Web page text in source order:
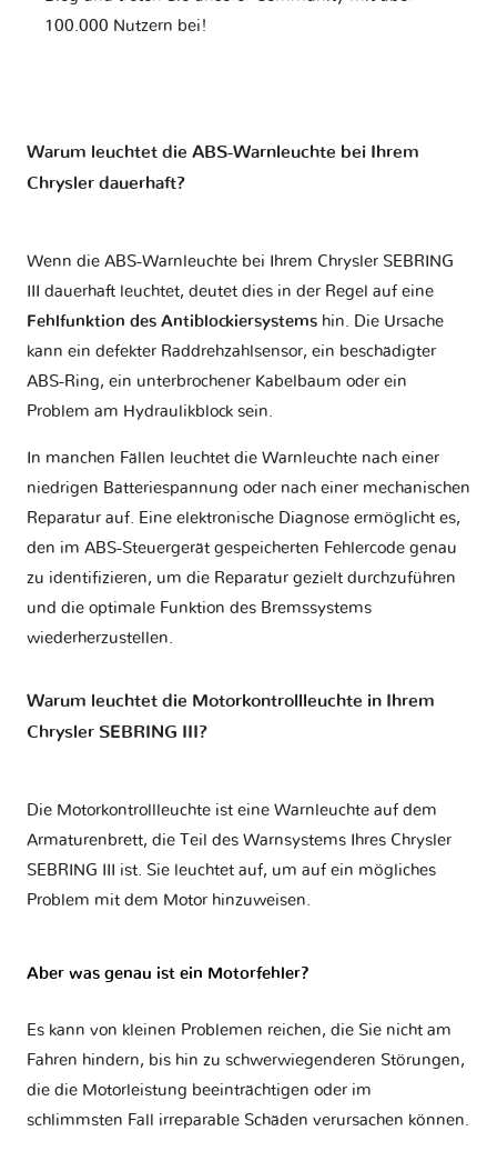
100.000 Nutzern bei!
Warum leuchtet die ABS-Warnleuchte bei Ihrem
Chrysler dauerhaft?
Wenn die ABS-Warnleuchte bei Ihrem Chrysler SEBRING
III dauerhaft leuchtet, deutet dies in der Regel auf eine
Fehlfunktion des Antiblockiersystems hin. Die Ursache
kann ein defekter Raddrehzahlsensor, ein beschädigter
ABS-Ring, ein unterbrochener Kabelbaum oder ein
Problem am Hydraulikblock sein.
In manchen Fällen leuchtet die Warnleuchte nach einer
niedrigen Batteriespannung oder nach einer mechanischen
Reparatur auf. Eine elektronische Diagnose ermöglicht es,
den im ABS-Steuergerät gespeicherten Fehlercode genau
zu identifizieren, um die Reparatur gezielt durchzuführen
und die optimale Funktion des Bremssystems
wiederherzustellen.
Warum leuchtet die Motorkontrollleuchte in Ihrem
Chrysler SEBRING III?
Die Motorkontrollleuchte ist eine Warnleuchte auf dem
Armaturenbrett, die Teil des Warnsystems Ihres Chrysler
SEBRING III ist. Sie leuchtet auf, um auf ein mögliches
Problem mit dem Motor hinzuweisen.
Aber was genau ist ein Motorfehler?
Es kann von kleinen Problemen reichen, die Sie nicht am
Fahren hindern, bis hin zu schwerwiegenderen Störungen,
die die Motorleistung beeinträchtigen oder im
schlimmsten Fall irreparable Schäden verursachen können.